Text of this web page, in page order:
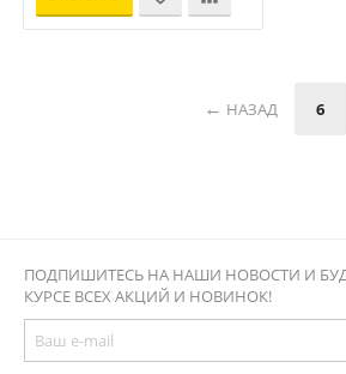
НАЗАД 6
ПОДПИШИТЕСЬ НА НАШИ НОВОСТИ И
КУРСЕ ВСЕХ АКЦИЙ И НОВИНОК!